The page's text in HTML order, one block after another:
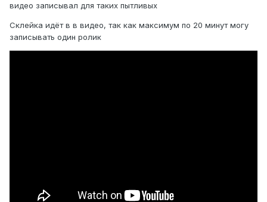
видео записывал для таких пытливых
Склейка идёт в в видео, так как максимум по 20 минут могу
записывать один ролик